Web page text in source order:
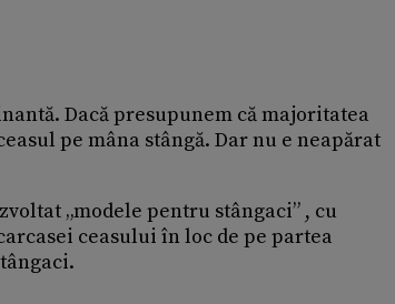
Dacă presupunem că majoritatea
pe mâna stângă. Dar nu e neapărat
„modele pentru stângaci” , cu
ceasului în loc de pe partea